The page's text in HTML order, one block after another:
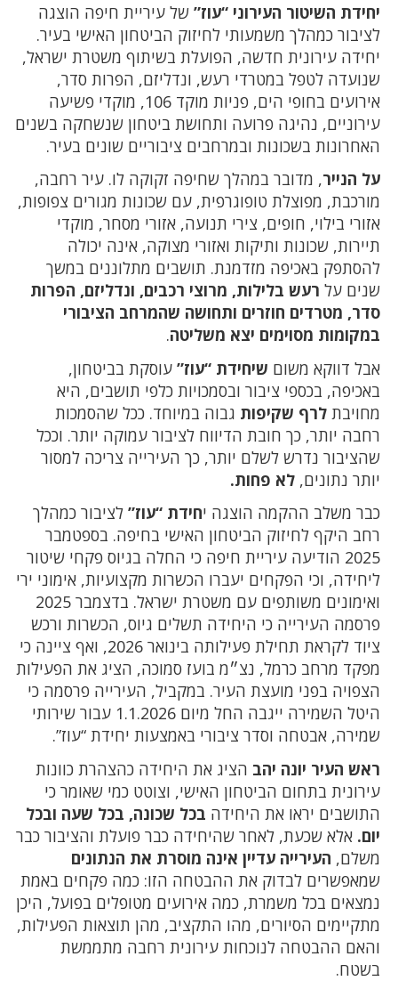
יחידת השיטור העירוני “עוז” של עיריית חיפה הוצגה
לציבור כמהלך משמעותי לחיזוק הביטחון האישי בעיר.
יחידה עירונית חדשה, הפועלת בשיתוף משטרת ישראל,
שנועדה לטפל במטרדי רעש, ונדליזם, הפרות סדר,
אירועים בחופי הים, פניות מוקד 106, מוקדי פשיעה
עירוניים, נהיגה פרועה ותחושת ביטחון שנשחקה בשנים
האחרונות בשכונות ובמרחבים ציבוריים שונים בעיר.
על הנייר, מדובר במהלך שחיפה זקוקה לו. עיר רחבה,
מורכבת, מפוצלת טופוגרפית, עם שכונות מגורים צפופות,
אזורי בילוי, חופים, צירי תנועה, אזורי מסחר, מוקדי
תיירות, שכונות ותיקות ואזורי מצוקה, אינה יכולה
להסתפק באכיפה מזדמנת. תושבים מתלוננים במשך
שנים על רעש בלילות, מרוצי רכבים, ונדליזם, הפרות
סדר, מטרדים חוזרים ותחושה שהמרחב הציבורי
במקומות מסוימים יצא משליטה.
אבל דווקא משום שיחידת “עוז” עוסקת בביטחון,
באכיפה, בכספי ציבור ובסמכויות כלפי תושבים, היא
מחויבת לרף שקיפות גבוה במיוחד. ככל שהסמכות
רחבה יותר, כך חובת הדיווח לציבור עמוקה יותר. וככל
שהציבור נדרש לשלם יותר, כך העירייה צריכה למסור
יותר נתונים, לא פחות.
כבר משלב ההקמה הוצגה יחידת “עוז” לציבור כמהלך
רחב היקף לחיזוק הביטחון האישי בחיפה. בספטמבר
2025 הודיעה עיריית חיפה כי החלה בגיוס פקחי שיטור
ליחידה, וכי הפקחים יעברו הכשרות מקצועיות, אימוני ירי
ואימונים משותפים עם משטרת ישראל. בדצמבר 2025
פרסמה העירייה כי היחידה תשלים גיוס, הכשרות ורכש
ציוד לקראת תחילת פעילותה בינואר 2026, ואף ציינה כי
מפקד מרחב כרמל, נצ״מ בועז סמוכה, הציג את הפעילות
הצפויה בפני מועצת העיר. במקביל, העירייה פרסמה כי
היטל השמירה ייגבה החל מיום 1.1.2026 עבור שירותי
שמירה, אבטחה וסדר ציבורי באמצעות יחידת “עוז”.
ראש העיר יונה יהב הציג את היחידה כהצהרת כוונות
עירונית בתחום הביטחון האישי, וצוטט כמי שאומר כי
התושבים יראו את היחידה בכל שכונה, בכל שעה ובכל
יום. אלא שכעת, לאחר שהיחידה כבר פועלת והציבור כבר
משלם, העירייה עדיין אינה מוסרת את הנתונים
שמאפשרים לבדוק את ההבטחה הזו: כמה פקחים באמת
נמצאים בכל משמרת, כמה אירועים מטופלים בפועל, היכן
מתקיימים הסיורים, מהו התקציב, מהן תוצאות הפעילות,
והאם ההבטחה לנוכחות עירונית רחבה מתממשת
בשטח.